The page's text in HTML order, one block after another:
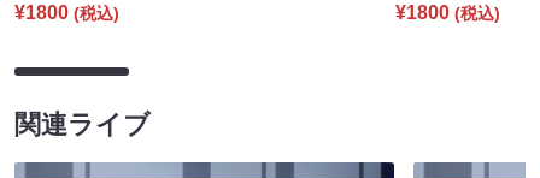
¥1800 (税込)
¥1800 (税込)
関連ライブ